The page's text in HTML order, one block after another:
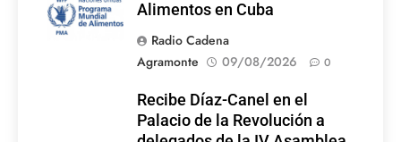
Alimentos en Cuba
Radio Cadena
Agramonte
09/08/2026 0
Recibe Díaz-Canel en el
Palacio de la Revolución a